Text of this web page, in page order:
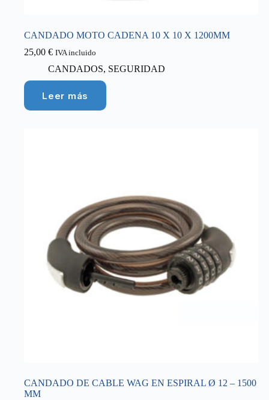
CANDADO MOTO CADENA 10 X 10 X 1200MM
25,00 € IVA incluido
CANDADOS, SEGURIDAD
Leer más
CANDADO DE CABLE WAG EN ESPIRAL Ø 12 – 1500
MM